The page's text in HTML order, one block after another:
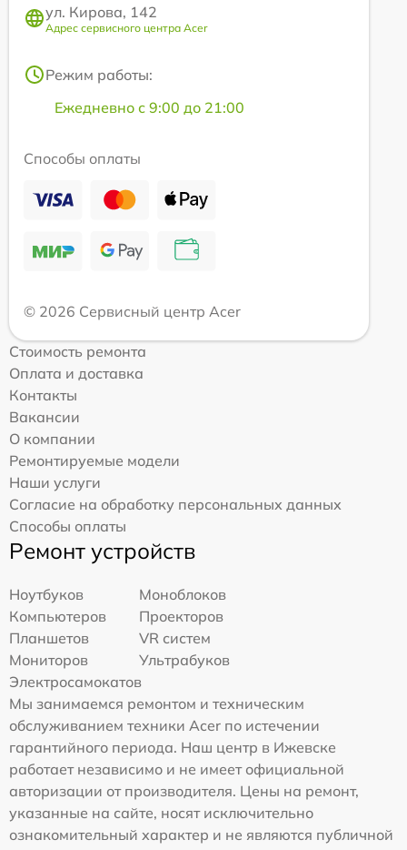
ул. Кирова, 142
Адрес сервисного центра Acer
Режим работы:
Ежедневно с 9:00 до 21:00
Способы оплаты
© 2026 Сервисный центр Acer
Стоимость ремонта
Оплата и доставка
Контакты
Вакансии
О компании
Ремонтируемые модели
Наши услуги
Согласие на обработку персональных данных
Способы оплаты
Ремонт устройств
Ноутбуков
Моноблоков
Компьютеров
Проекторов
Планшетов
VR систем
Мониторов
Ультрабуков
Электросамокатов
Мы занимаемся ремонтом и техническим
обслуживанием техники Acer по истечении
гарантийного периода. Наш центр в Ижевске
работает независимо и не имеет официальной
авторизации от производителя. Цены на ремонт,
указанные на сайте, носят исключительно
ознакомительный характер и не являются публичной